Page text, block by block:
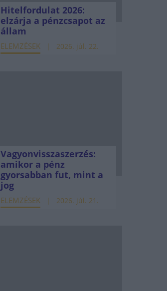
Hitelfordulat 2026:
elzárja a pénzcsapot az
állam
ELEMZÉSEK 2026. júl. 22.
Vagyonvisszaszerzés:
amikor a pénz
gyorsabban fut, mint a
jog
ELEMZÉSEK 2026. júl. 21.